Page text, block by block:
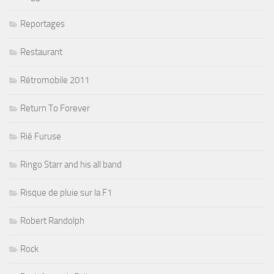
Reportages
Restaurant
Rétromobile 2011
Return To Forever
Rié Furuse
Ringo Starr and his all band
Risque de pluie sur la F1
Robert Randolph
Rock